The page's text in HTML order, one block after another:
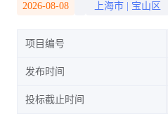
2026-08-08 上海市 宝山区
项目编号
发布时间
投标截止时间